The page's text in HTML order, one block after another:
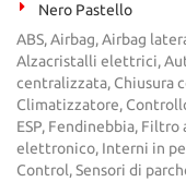
Nero Pastello
ABS, Airbag, Airbag
Alzacristalli elettrici,
centralizzata, Chiusura
Climatizzatore,
ESP, Fendinebbia,
elettronico, Interni in
Control, Sensori di